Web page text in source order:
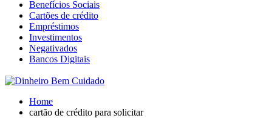
Benefícios Sociais
Cartões de crédito
Empréstimos
Investimentos
Negativados
Bancos Digitais
Home
cartão de crédito para solicitar